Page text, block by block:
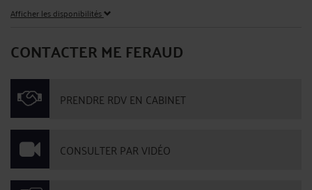
Afficher les disponibilités
CONTACTER ME FERAUD
PRENDRE RDV EN CABINET
CONSULTER PAR VIDÉO